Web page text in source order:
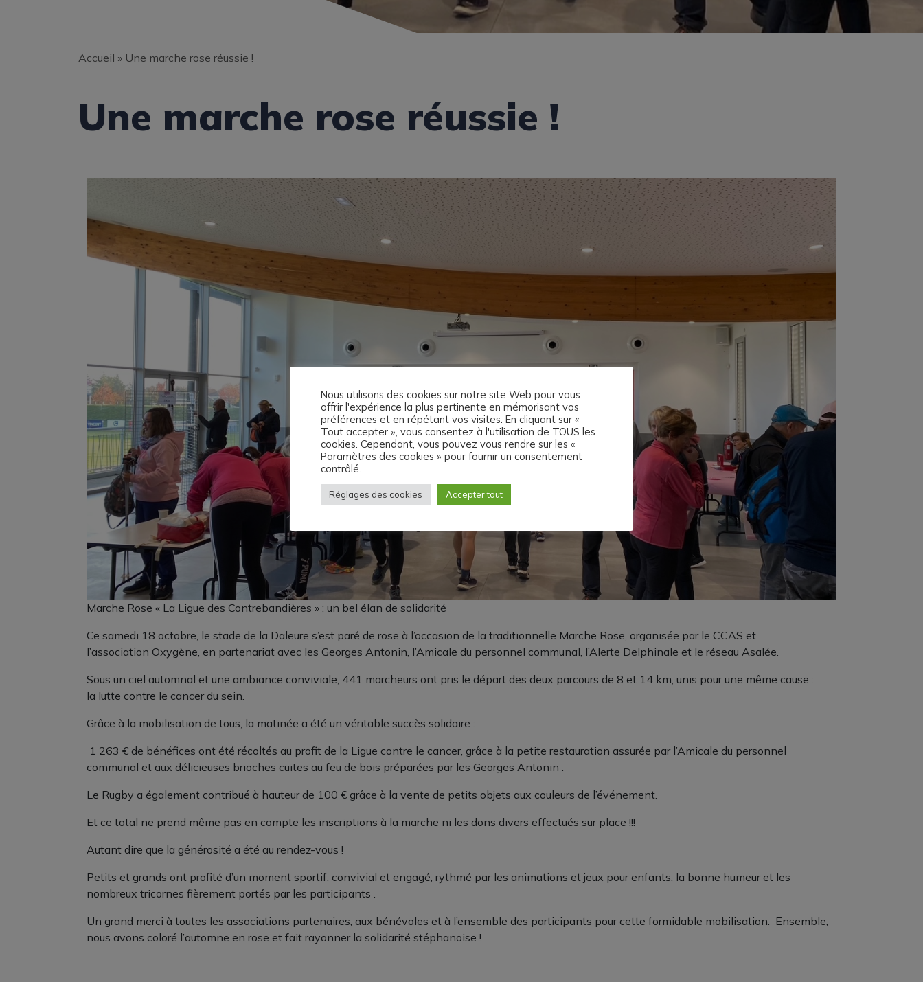
Accueil » Une marche rose réussie !
Une marche rose réussie !
Marche Rose « La Ligue des Contrebandières » : un bel élan de solidarité
Ce samedi 18 octobre, le stade de la Daleure s’est paré de rose à l’occasion de la traditionnelle Marche Rose, organisée par le CCAS et
l’association Oxygène, en partenariat avec les Georges Antonin, l’Amicale du personnel communal, l’Alerte Delphinale et le réseau Asalée.
Sous un ciel automnal et une ambiance conviviale, 441 marcheurs ont pris le départ des deux parcours de 8 et 14 km, unis pour une même cause :
la lutte contre le cancer du sein.
Grâce à la mobilisation de tous, la matinée a été un véritable succès solidaire :
1 263 € de bénéfices ont été récoltés au profit de la Ligue contre le cancer, grâce à la petite restauration assurée par l’Amicale du personnel
communal et aux délicieuses brioches cuites au feu de bois préparées par les Georges Antonin .
Le Rugby a également contribué à hauteur de 100 € grâce à la vente de petits objets aux couleurs de l’événement.
Et ce total ne prend même pas en compte les inscriptions à la marche ni les dons divers effectués sur place !!!
Autant dire que la générosité a été au rendez-vous !
Petits et grands ont profité d’un moment sportif, convivial et engagé, rythmé par les animations et jeux pour enfants, la bonne humeur et les
nombreux tricornes fièrement portés par les participants .
Un grand merci à toutes les associations partenaires, aux bénévoles et à l’ensemble des participants pour cette formidable mobilisation. Ensemble,
nous avons coloré l’automne en rose et fait rayonner la solidarité stéphanoise !
Nous utilisons des cookies sur notre site Web pour vous
offrir l'expérience la plus pertinente en mémorisant vos
préférences et en répétant vos visites. En cliquant sur «
Tout accepter », vous consentez à l'utilisation de TOUS les
cookies. Cependant, vous pouvez vous rendre sur les «
Paramètres des cookies » pour fournir un consentement
contrôlé.
Réglages des cookies Accepter tout